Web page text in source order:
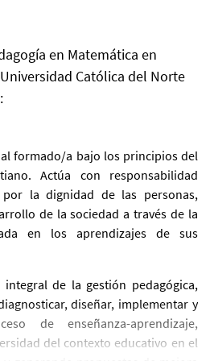
en Matemática en
Católica del Norte
formado/a bajo los principios del
Actúa con responsabilidad
la dignidad de las personas,
de la sociedad a través de la
en los aprendizajes de sus
integral de la gestión pedagógica,
diseñar, implementar y
de enseñanza-aprendizaje,
del contexto educativo en el